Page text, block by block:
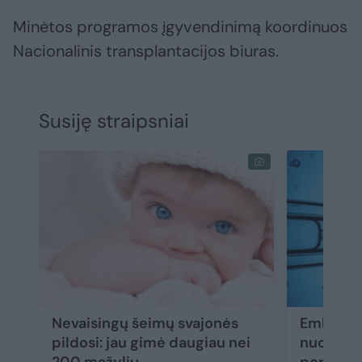
Minėtos programos įgyvendinimą koordinuos
Nacionalinis transplantacijos biuras.
Susiję straipsniai
Nevaisingų šeimų svajonės
pildosi: jau gimė daugiau nei